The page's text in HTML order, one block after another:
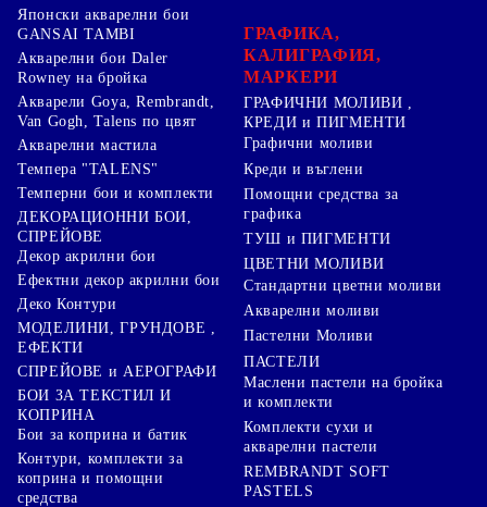
Японски акварелни бои
GANSAI TAMBI
Акварелни бои Daler
Rowney на бройка
Акварели Goya, Rembrandt,
Van Gogh, Talens по цвят
Акварелни мастила
Темпера "TALENS"
Темперни бои и комплекти
ДЕКОРАЦИОННИ БОИ,
СПРЕЙОВЕ
Декор акрилни бои
Ефектни декор акрилни бои
Деко Контури
МОДЕЛИНИ, ГРУНДОВЕ ,
ЕФЕКТИ
СПРЕЙОВЕ и АЕРОГРАФИ
БОИ ЗА ТЕКСТИЛ И
КОПРИНА
Бои за коприна и батик
Контури, комплекти за
коприна и помощни
средства
ГРАФИКА,
КАЛИГРАФИЯ,
МАРКЕРИ
ГРАФИЧНИ МОЛИВИ ,
КРЕДИ и ПИГМЕНТИ
Графични моливи
Креди и въглени
Помощни средства за
графика
ТУШ и ПИГМЕНТИ
ЦВЕТНИ МОЛИВИ
Стандартни цветни моливи
Акварелни моливи
Пастелни Моливи
ПАСТЕЛИ
Маслени пастели на бройка
и комплекти
Комплекти сухи и
акварелни пастели
REMBRANDT SOFT
PASTELS